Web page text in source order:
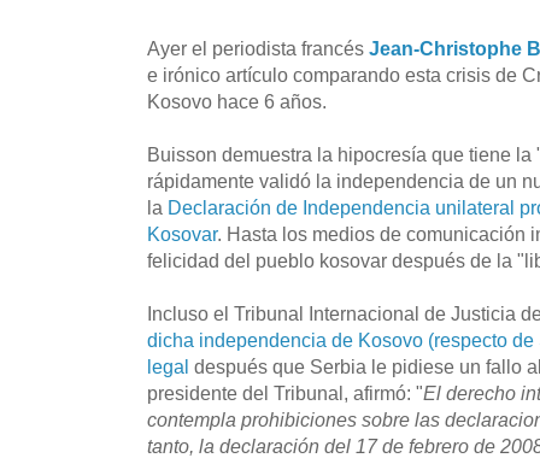
Ayer el periodista francés Jean-Christophe
e irónico artículo comparando esta crisis de
Kosovo hace 6 años.
Buisson demuestra la hipocresía que tiene
rápidamente validó la independencia de un
la Declaración de Independencia unilateral
Kosovar. Hasta los medios de comunicación
felicidad del pueblo kosovar después de la
Incluso el Tribunal Internacional de Justicia
dicha independencia de Kosovo (respecto
legal después que Serbia le pidiese un fallo
presidente del Tribunal, afirmó: "El derecho
contempla prohibiciones sobre las
tanto, la declaración del 17 de febrero de